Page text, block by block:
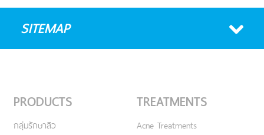
SITEMAP
PRODUCTS
กลุ่มรักษาสิว
TREATMENTS
Acne Treatments